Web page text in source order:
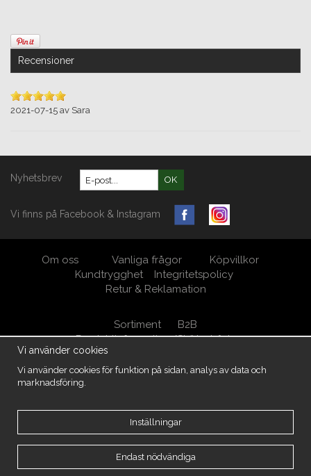
Recensioner
2021-07-15 av Sara
Nyhetsbrev OK
Vi finns på Facebook & Instagram
Om oss Vanliga frågor
Köpvillkor
Kundtrygghet
Integritetspolicy
Retur & Reklamation
Sortiment
B2B
Produktinformation/Skötselråd
MöbelKungen/ M.A. West AB Org.nr 556950-5539
031-7880048info@mobelkungen.se
Copyright -2026 MöbelKungen
Vi använder cookies
Vi använder cookies för funktion på sidan, analys av data och
marknadsföring.
Inställningar
Endast nödvändiga